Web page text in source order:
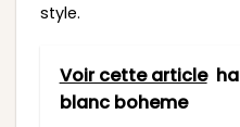
style.
Voir cette article
blanc boheme